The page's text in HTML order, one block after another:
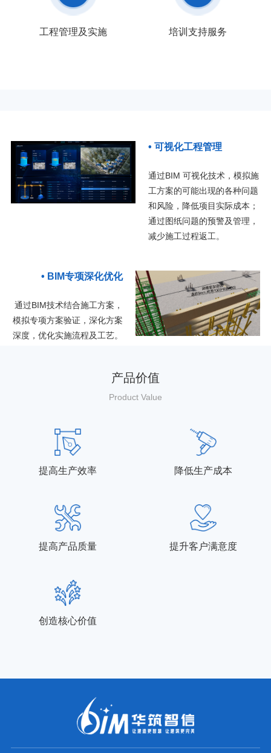
工程管理及实施 培训支持服务
• 可视化工程管理
通过BIM 可视化技术，模拟施
工方案的可能出现的各种问题
和风险，降低项目实际成本；
通过图纸问题的预警及管理，
减少施工过程返工。
• BIM专项深化优化
通过BIM技术结合施工方案，
模拟专项方案验证，深化方案
深度，优化实施流程及工艺。
产品价值
Product Value
提高生产效率 降低生产成本
提高产品质量 提升客户满意度
创造核心价值